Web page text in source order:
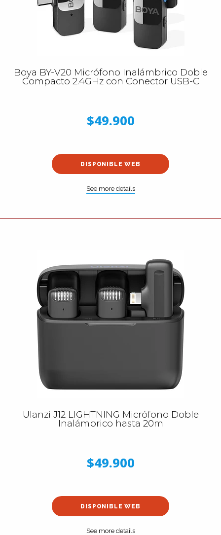
Boya BY-V20 Micrófono Inalámbrico Doble
Compacto 2.4GHz con Conector USB-C
$49.900
DISPONIBLE WEB
See more details
Ulanzi J12 LIGHTNING Micrófono Doble
Inalámbrico hasta 20m
$49.900
DISPONIBLE WEB
See more details